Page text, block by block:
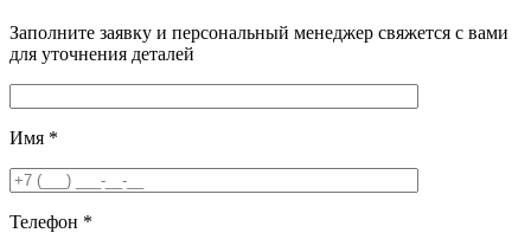
Заполните заявку и персональный менеджер свяжется с вами
для уточнения деталей
Имя *
Телефон *